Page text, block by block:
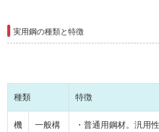
実用鋼の種類と特徴
種類 特徴
機
一般構
・普通用鋼材。汎用